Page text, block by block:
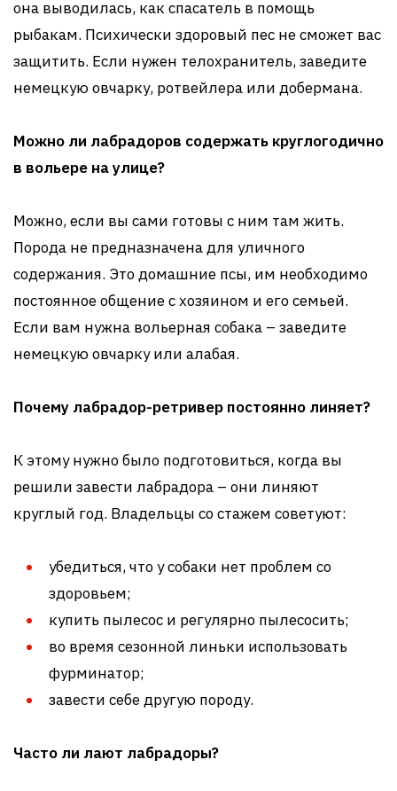
она выводилась, как спасатель в помощь
рыбакам. Психически здоровый пес не сможет вас
защитить. Если нужен телохранитель, заведите
немецкую овчарку, ротвейлера или добермана.
Можно ли лабрадоров содержать круглогодично
в вольере на улице?
Можно, если вы сами готовы с ним там жить.
Порода не предназначена для уличного
содержания. Это домашние псы, им необходимо
постоянное общение с хозяином и его семьей.
Если вам нужна вольерная собака – заведите
немецкую овчарку или алабая.
Почему лабрадор-ретривер постоянно линяет?
К этому нужно было подготовиться, когда вы
решили завести лабрадора – они линяют
круглый год. Владельцы со стажем советуют:
убедиться, что у собаки нет проблем со
здоровьем;
купить пылесос и регулярно пылесосить;
во время сезонной линьки использовать
фурминатор;
завести себе другую породу.
Часто ли лают лабрадоры?